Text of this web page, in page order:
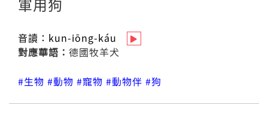
軍用狗
音讀： kun-iōng-káu
對應華語： 德國牧羊犬
#生物 #動物 #寵物 #動物伴 #狗